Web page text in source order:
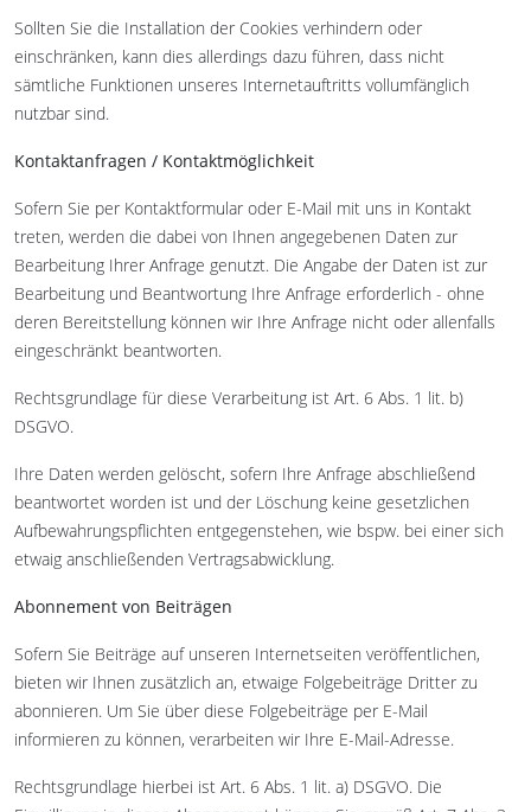
Sollten Sie die Installation der Cookies verhindern oder
einschränken, kann dies allerdings dazu führen, dass nicht
sämtliche Funktionen unseres Internetauftritts vollumfänglich
nutzbar sind.
Kontaktanfragen / Kontaktmöglichkeit
Sofern Sie per Kontaktformular oder E-Mail mit uns in Kontakt
treten, werden die dabei von Ihnen angegebenen Daten zur
Bearbeitung Ihrer Anfrage genutzt. Die Angabe der Daten ist zur
Bearbeitung und Beantwortung Ihre Anfrage erforderlich - ohne
deren Bereitstellung können wir Ihre Anfrage nicht oder allenfalls
eingeschränkt beantworten.
Rechtsgrundlage für diese Verarbeitung ist Art. 6 Abs. 1 lit. b)
DSGVO.
Ihre Daten werden gelöscht, sofern Ihre Anfrage abschließend
beantwortet worden ist und der Löschung keine gesetzlichen
Aufbewahrungspflichten entgegenstehen, wie bspw. bei einer sich
etwaig anschließenden Vertragsabwicklung.
Abonnement von Beiträgen
Sofern Sie Beiträge auf unseren Internetseiten veröffentlichen,
bieten wir Ihnen zusätzlich an, etwaige Folgebeiträge Dritter zu
abonnieren. Um Sie über diese Folgebeiträge per E-Mail
informieren zu können, verarbeiten wir Ihre E-Mail-Adresse.
Rechtsgrundlage hierbei ist Art. 6 Abs. 1 lit. a) DSGVO. Die